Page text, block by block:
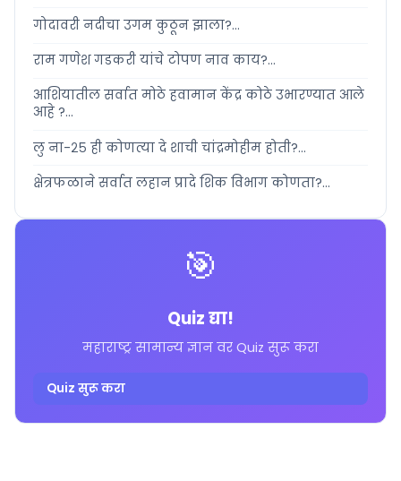
गोदावरी नदीचा उगम कुठून झाला?...
राम गणेश गडकरी यांचे टोपण नाव काय?...
आशियातील सर्वात मोठे हवामान केंद्र कोठे उभारण्यात आले
आहे ?...
लु ना-२५ ही कोणत्या दे शाची चांद्रमोहीम होती?...
क्षेत्रफळाने सर्वात लहान प्रादे शिक विभाग कोणता?...
🎯
Quiz द्या!
महाराष्ट्र सामान्य ज्ञान वर Quiz सुरू करा
Quiz सुरू करा